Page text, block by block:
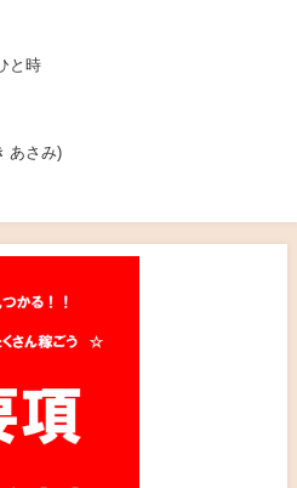
と時
あさみ)